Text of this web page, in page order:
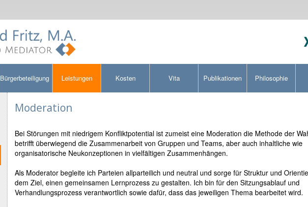
Bürgerbeteiligung Leistungen Kosten Vita Publikationen Philosophie
Moderation
Bei Störungen mit niedrigem Konfliktpotential ist zumeist eine Moderation die Methode der
betrifft überwiegend die Zusammenarbeit von Gruppen und Teams, aber auch inhaltliche wie
organisatorische Neukonzeptionen in vielfältigen Zusammenhängen.
Als Moderator begleite ich Parteien allparteilich und neutral und sorge für Struktur und
dem Ziel, einen gemeinsamen Lernprozess zu gestalten. Ich bin für den Sitzungsablauf und
Verhandlungsprozess verantwortlich sowie dafür, dass das jeweiligen Thema bearbeitet wird.